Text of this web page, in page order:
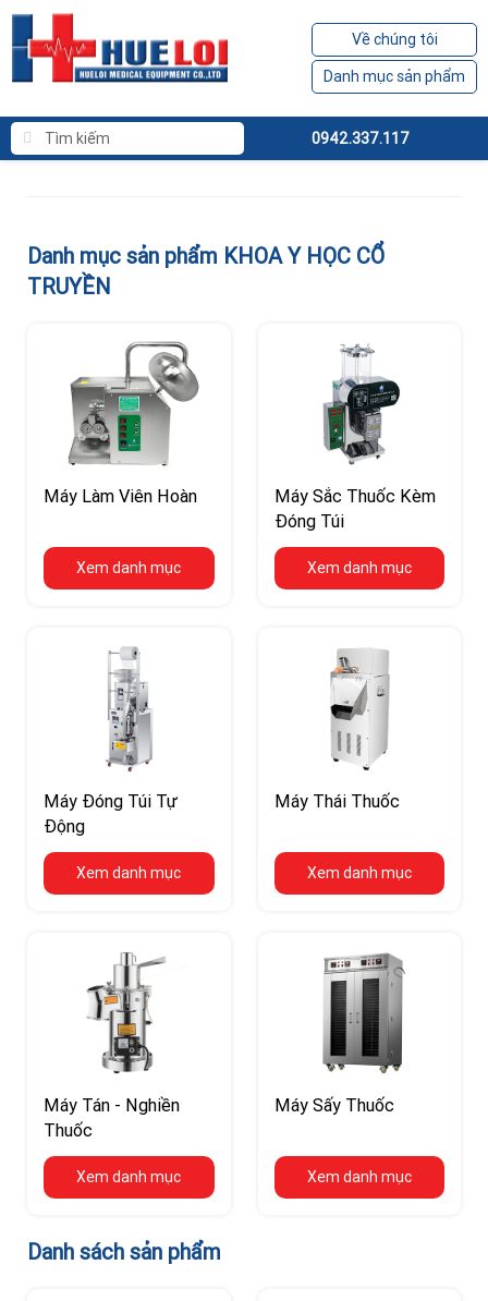
Về chúng tôi
Danh mục sản phẩm
0942.337.117
Danh mục sản phẩm KHOA Y HỌC CỔ
TRUYỀN
Máy Làm Viên Hoàn
Xem danh mục
Máy Sắc Thuốc Kèm
Đóng Túi
Xem danh mục
Máy Đóng Túi Tự
Động
Xem danh mục
Máy Thái Thuốc
Xem danh mục
Máy Tán - Nghiền
Thuốc
Xem danh mục
Máy Sấy Thuốc
Xem danh mục
Danh sách sản phẩm